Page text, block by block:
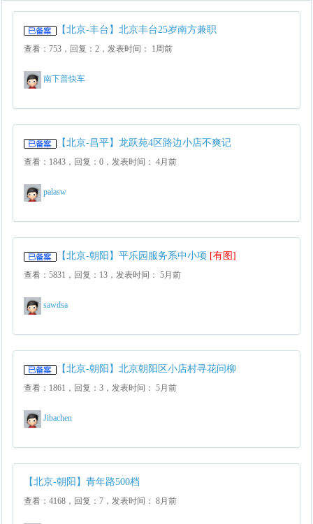
【北京-丰台】北京丰台25岁南方兼职
查看：753，回复：2，发表时间： 1周前
南下普快车
【北京-昌平】龙跃苑4区路边小店不爽记
查看：1843，回复：0，发表时间： 4月前
palasw
【北京-朝阳】平乐园服务系中小项 [有图]
查看：5831，回复：13，发表时间： 5月前
sawdsa
【北京-朝阳】北京朝阳区小店村寻花问柳
查看：1861，回复：3，发表时间： 5月前
Jibachen
【北京-朝阳】青年路500档
查看：4168，回复：7，发表时间： 8月前